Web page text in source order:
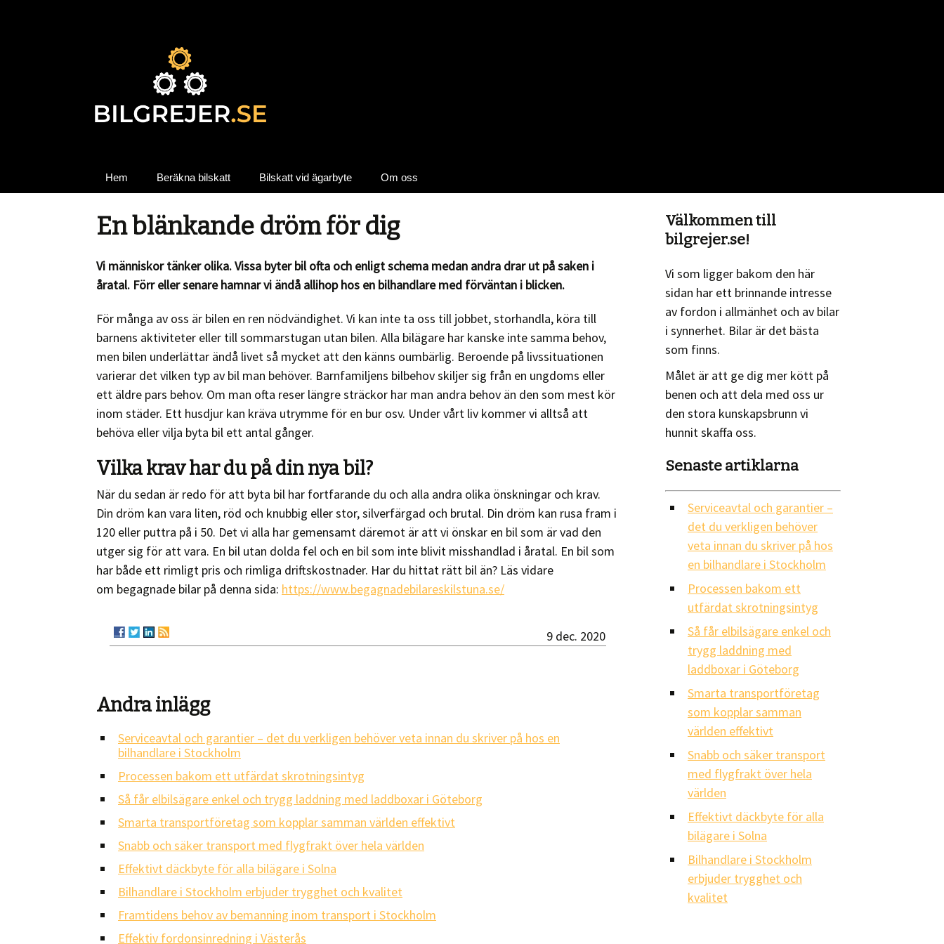
Hem Beräkna bilskatt Bilskatt vid ägarbyte Om oss
En blänkande dröm för dig
Vi människor tänker olika. Vissa byter bil ofta och enligt schema medan andra drar ut på saken i
åratal. Förr eller senare hamnar vi ändå allihop hos en bilhandlare med förväntan i blicken.
För många av oss är bilen en ren nödvändighet. Vi kan inte ta oss till jobbet, storhandla, köra till
barnens aktiviteter eller till sommarstugan utan bilen. Alla bilägare har kanske inte samma behov,
men bilen underlättar ändå livet så mycket att den känns oumbärlig. Beroende på livssituationen
varierar det vilken typ av bil man behöver. Barnfamiljens bilbehov skiljer sig från en ungdoms eller
ett äldre pars behov. Om man ofta reser längre sträckor har man andra behov än den som mest kör
inom städer. Ett husdjur kan kräva utrymme för en bur osv. Under vårt liv kommer vi alltså att
behöva eller vilja byta bil ett antal gånger.
Vilka krav har du på din nya bil?
När du sedan är redo för att byta bil har fortfarande du och alla andra olika önskningar och krav.
Din dröm kan vara liten, röd och knubbig eller stor, silverfärgad och brutal. Din dröm kan rusa fram i
120 eller puttra på i 50. Det vi alla har gemensamt däremot är att vi önskar en bil som är vad den
utger sig för att vara. En bil utan dolda fel och en bil som inte blivit misshandlad i åratal. En bil som
har både ett rimligt pris och rimliga driftskostnader. Har du hittat rätt bil än? Läs vidare
om begagnade bilar på denna sida: https://www.begagnadebilareskilstuna.se/
9 dec. 2020
Andra inlägg
Serviceavtal och garantier – det du verkligen behöver veta innan du skriver på hos en
bilhandlare i Stockholm
Processen bakom ett utfärdat skrotningsintyg
Så får elbilsägare enkel och trygg laddning med laddboxar i Göteborg
Smarta transportföretag som kopplar samman världen effektivt
Snabb och säker transport med flygfrakt över hela världen
Effektivt däckbyte för alla bilägare i Solna
Bilhandlare i Stockholm erbjuder trygghet och kvalitet
Framtidens behov av bemanning inom transport i Stockholm
Effektiv fordonsinredning i Västerås
Välkommen till
bilgrejer.se!
Vi som ligger bakom den här
sidan har ett brinnande intresse
av fordon i allmänhet och av bilar
i synnerhet. Bilar är det bästa
som finns.
Målet är att ge dig mer kött på
benen och att dela med oss ur
den stora kunskapsbrunn vi
hunnit skaffa oss.
Senaste artiklarna
Serviceavtal och garantier –
det du verkligen behöver
veta innan du skriver på hos
en bilhandlare i Stockholm
Processen bakom ett
utfärdat skrotningsintyg
Så får elbilsägare enkel och
trygg laddning med
laddboxar i Göteborg
Smarta transportföretag
som kopplar samman
världen effektivt
Snabb och säker transport
med flygfrakt över hela
världen
Effektivt däckbyte för alla
bilägare i Solna
Bilhandlare i Stockholm
erbjuder trygghet och
kvalitet